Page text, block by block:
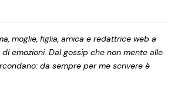
moglie, figlia, amica e redattrice web a
emozioni. Dal gossip che non mente alle
da sempre per me scrivere è